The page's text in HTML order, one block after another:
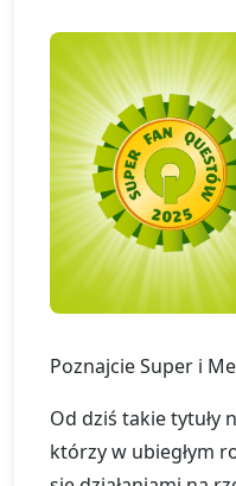
Poznajcie Super i
Od dziś takie tytuły
którzy w ubiegłym